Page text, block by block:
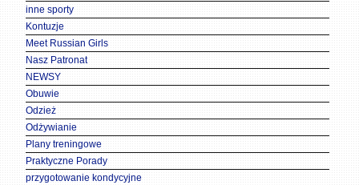
inne sporty
Kontuzje
Meet Russian Girls
Nasz Patronat
NEWSY
Obuwie
Odzież
Odżywianie
Plany treningowe
Praktyczne Porady
przygotowanie kondycyjne